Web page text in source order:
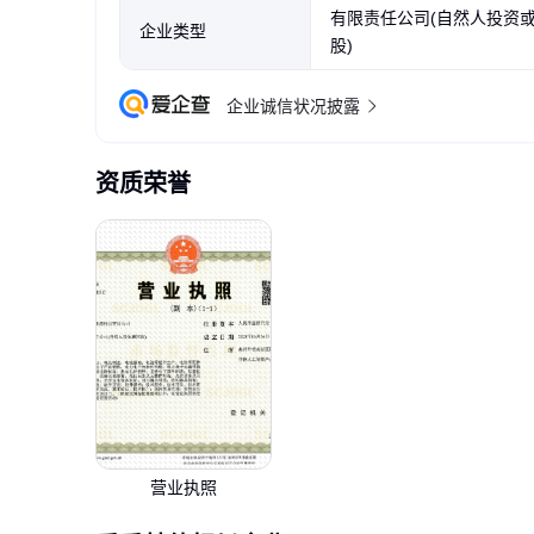
企业类型
有限责任公司(自然人投资
股)
企业诚信状况披露
资质荣誉
营业执照